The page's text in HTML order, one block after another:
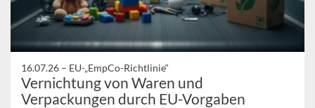
16.07.26 – EU-„EmpCo-Richtlinie“
Vernichtung von Waren und
Verpackungen durch EU-Vorgaben